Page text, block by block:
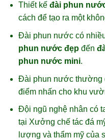
Thiết kế đài phun
cách để tạo ra một
Đài phun nước có
phun nước đẹpđến
phun nước mini.
Đài phun nước thường
điểm nhấn cho khu
Đội ngũ nghệ nhân có
tại Xưởng chế tác đá
lượng và thẩm mỹ của